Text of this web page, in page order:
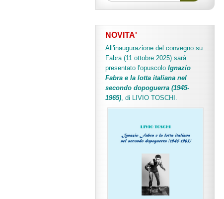
NOVITA'
All'inaugurazione del convegno su
Fabra (11 ottobre 2025) sarà
presentato l'opuscolo Ignazio
Fabra e la lotta italiana nel
secondo dopoguerra (1945-
1965), di LIVIO TOSCHI.